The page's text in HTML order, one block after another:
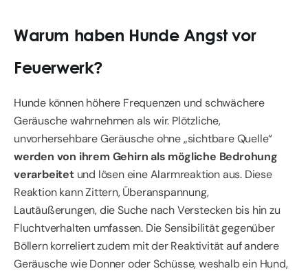
Warum haben Hunde Angst vor
Feuerwerk?
Hunde können höhere Frequenzen und schwächere
Geräusche wahrnehmen als wir. Plötzliche,
unvorhersehbare Geräusche ohne „sichtbare Quelle“
werden von ihrem Gehirn als mögliche Bedrohung
verarbeitetund lösen eine Alarmreaktion aus. Diese
Reaktion kann Zittern, Überanspannung,
Lautäußerungen, die Suche nach Verstecken bis hin zu
Fluchtverhalten umfassen. Die Sensibilität gegenüber
Böllern korreliert zudem mit der Reaktivität auf andere
Geräusche wie Donner oder Schüsse, weshalb ein Hund,